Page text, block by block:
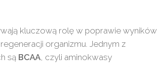
kluczową rolę w poprawie wyników
organizmu. Jednym z
są BCAA , czyli aminokwasy